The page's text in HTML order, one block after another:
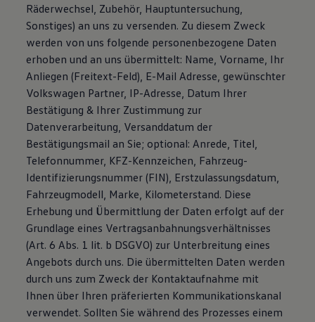
Räderwechsel, Zubehör, Hauptuntersuchung,
Sonstiges) an uns zu versenden. Zu diesem Zweck
werden von uns folgende personenbezogene Daten
erhoben und an uns übermittelt: Name, Vorname, Ihr
Anliegen (Freitext-Feld), E-Mail Adresse, gewünschter
Volkswagen Partner, IP-Adresse, Datum Ihrer
Bestätigung & Ihrer Zustimmung zur
Datenverarbeitung, Versanddatum der
Bestätigungsmail an Sie; optional: Anrede, Titel,
Telefonnummer, KFZ-Kennzeichen, Fahrzeug-
Identifizierungsnummer (FIN), Erstzulassungsdatum,
Fahrzeugmodell, Marke, Kilometerstand. Diese
Erhebung und Übermittlung der Daten erfolgt auf der
Grundlage eines Vertragsanbahnungsverhältnisses
(Art. 6 Abs. 1 lit. b DSGVO) zur Unterbreitung eines
Angebots durch uns. Die übermittelten Daten werden
durch uns zum Zweck der Kontaktaufnahme mit
Ihnen über Ihren präferierten Kommunikationskanal
verwendet. Sollten Sie während des Prozesses einem